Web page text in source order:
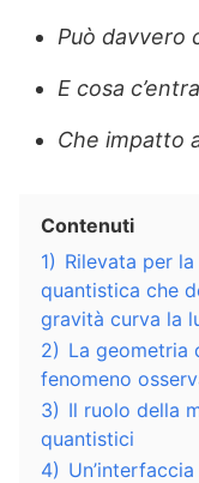
Può davvero
E cosa
Che impatto
Contenuti
1) Rilevata per
quantistica che
gravità curva la
2) La geometria
fenomeno
3) Il ruolo della
quantistici
4)